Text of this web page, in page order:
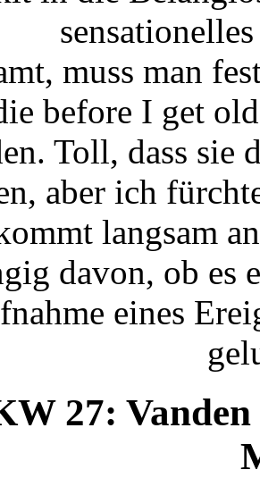
muss man
before I get
Toll, dass sie
aber ich
langsam
davon, ob es
eines
27: